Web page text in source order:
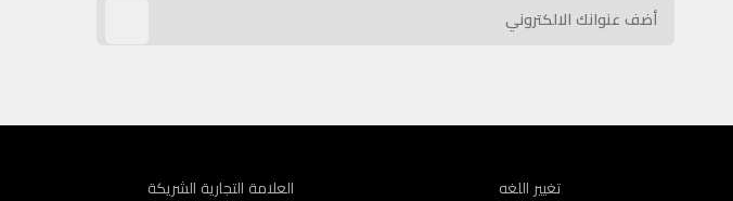
تغيير اللغه العلامة التجارية الشريكة